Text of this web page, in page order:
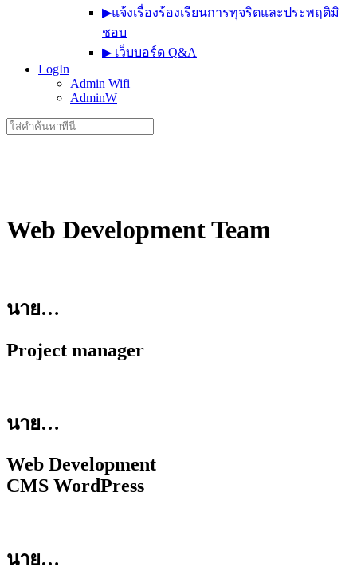
▶︎แจ้งเรื่องร้องเรียนการทุจริตและประพฤติมิ
ชอบ
▶︎ เว็บบอร์ด Q&A
LogIn
Admin Wifi
AdminW
Search
for:
Web Development Team
นาย…
Project manager
นาย…
Web Development
CMS WordPress
นาย…